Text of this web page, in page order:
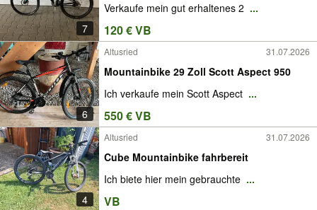
7
Verkaufe mein gut erhaltenes 2 ...
120 € VB
6
Altusried 31.07.2026
Mountainbike 29 Zoll Scott Aspect 950
Ich verkaufe mein Scott Aspect ...
550 € VB
4
Altusried 31.07.2026
Cube Mountainbike fahrbereit
Ich biete hier mein gebrauchte ...
VB